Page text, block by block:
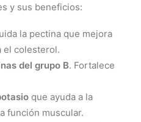
y sus beneficios:
la pectina que mejora
el colesterol.
del grupo B. Fortalece
que ayuda a la
función muscular.